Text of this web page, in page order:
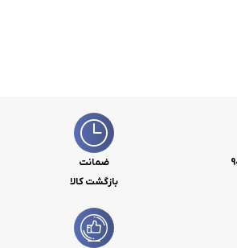
ضمانت
بازگشت کالا